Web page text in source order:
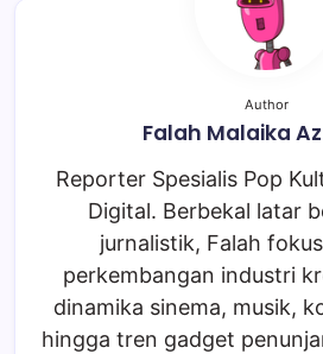
Author
Falah Malaika
Reporter Spesialis Pop
Digital. Berbekal latar
jurnalistik, Falah
perkembangan industri
dinamika sinema, musik,
hingga tren gadget